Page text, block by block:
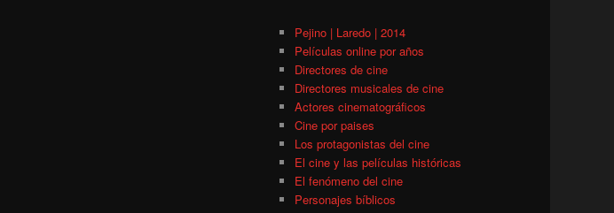
Pejino | Laredo | 2014
Películas online por años
Directores de cine
Directores musicales de cine
Actores cinematográficos
Cine por paises
Los protagonistas del cine
El cine y las películas históricas
El fenómeno del cine
Personajes bíblicos